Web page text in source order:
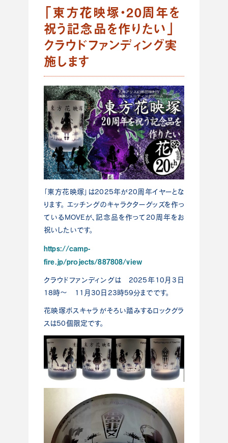
「東方花映塚・20周年を
祝う記念品を作りたい」
クラウドファンディング実
施します
「東方花映塚」は2025年が20周年イヤーとな
ります。 エッチングのキャラクターグッズを作っ
ているMOVEが、記念品を作って20周年をお
祝いしたいです。
https://camp-
fire.jp/projects/887808/view
クラウドファンディングは 2025年10月3日
18時～ 11月30日23時59分までです。
花映塚ボスキャラがそろい踏みするロックグラ
スは50個限定です。